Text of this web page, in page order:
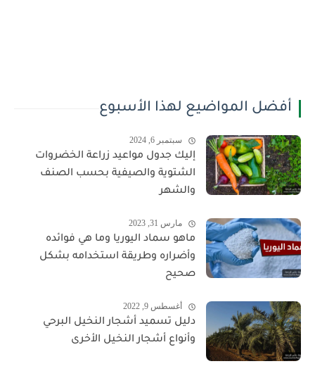
أفضل المواضيع لهذا الأسبوع
سبتمبر 6, 2024
إليك جدول مواعيد زراعة الخضروات
الشتوية والصيفية بحسب الصنف
والشهر
مارس 31, 2023
ماهو سماد اليوريا وما هي فوائده
وأضراره وطريقة استخدامه بشكل
صحيح
أغسطس 9, 2022
دليل تسميد أشجار النخيل البرحي
وأنواع أشجار النخيل الأخرى